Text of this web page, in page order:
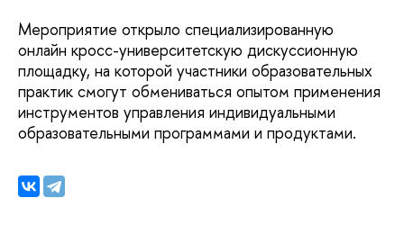
Мероприятие открыло специализированную
онлайн кросс-университетскую дискуссионную
площадку, на которой участники образовательных
практик смогут обмениваться опытом применения
инструментов управления индивидуальными
образовательными программами и продуктами.